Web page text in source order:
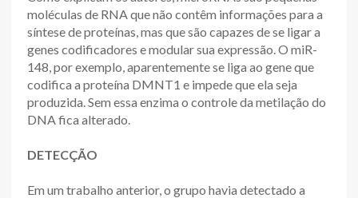
moléculas de RNA que não contêm informações para a
síntese de proteínas, mas que são capazes de se ligar a
genes codificadores e modular sua expressão. O miR-
148, por exemplo, aparentemente se liga ao gene que
codifica a proteína DMNT1 e impede que ela seja
produzida. Sem essa enzima o controle da metilação do
DNA fica alterado.
DETECÇÃO
Em um trabalho anterior, o grupo havia detectado a